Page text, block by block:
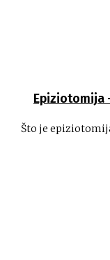
Epiziotomija
Što je